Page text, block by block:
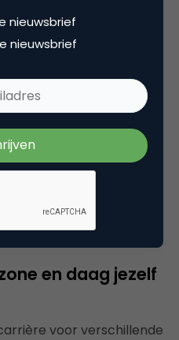
automatiseren en alles
is de
bedrijf het belangrijkste.
en multidisciplinaire
plaats. Kansen zien,
benutten van iedereen
Dat vind ik zo mooi
Zelf hebben we al
we al een vrij platte
en daag jezelf
voor verschillende
nieuwsbrief
nieuwsbrief